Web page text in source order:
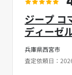
兵庫県西宮市
査定依頼日：
ジープ コ
ディーゼ